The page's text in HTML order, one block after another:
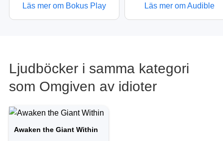
Läs mer om Bokus Play Läs mer om Audible
Ljudböcker i samma kategori
som Omgiven av idioter
Awaken the Giant Within